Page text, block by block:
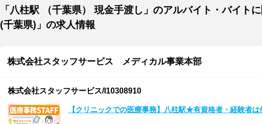
「八柱駅 （千葉県） 現金手渡し」のアルバイト・バイト
(千葉県)」の求人情報
株式会社スタッフサービス メディカル事業本部
株式会社スタッフサービス/I10308910
【クリニックでの医療事務】八柱駅★有資格者・経験者